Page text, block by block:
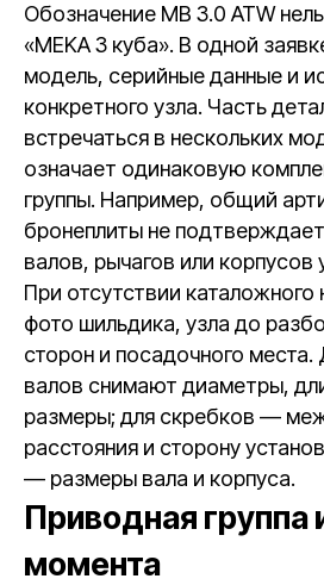
Обозначение MB 3.0 ATW
«MEKA 3 куба». В одной
модель, серийные данные и
конкретного узла. Часть
встречаться в нескольких
означает одинаковую
группы. Например, общий
бронеплиты не
валов, рычагов или корпусов
При отсутствии
фото шильдика, узла до
сторон и посадочного
валов снимают диаметры,
размеры; для скребков —
расстояния и сторону
— размеры вала и корпуса.
Приводная группа
момента